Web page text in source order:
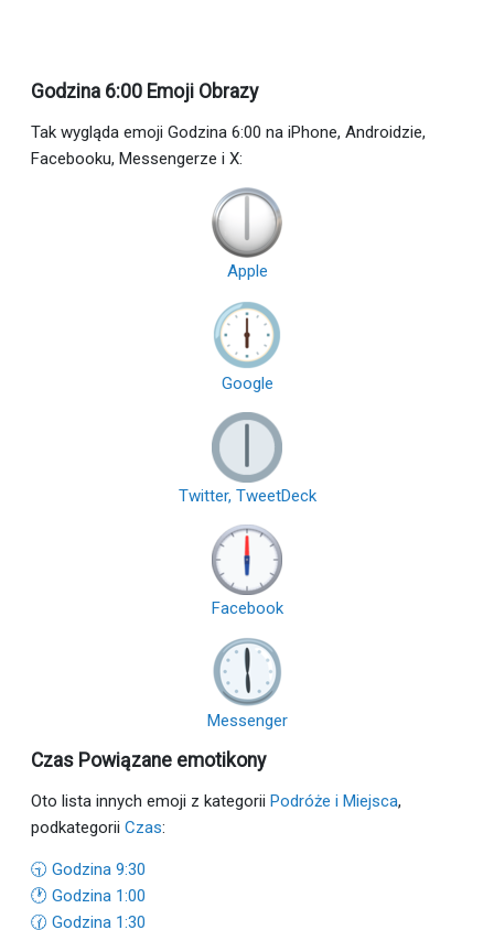
Godzina 6:00 Emoji Obrazy
Tak wygląda emoji Godzina 6:00 na iPhone, Androidzie,
Facebooku, Messengerze i X:
Apple
Google
Twitter, TweetDeck
Facebook
Messenger
Czas Powiązane emotikony
Oto lista innych emoji z kategorii Podróże i Miejsca,
podkategorii Czas:
🕤 Godzina 9:30
🕐 Godzina 1:00
🕜 Godzina 1:30